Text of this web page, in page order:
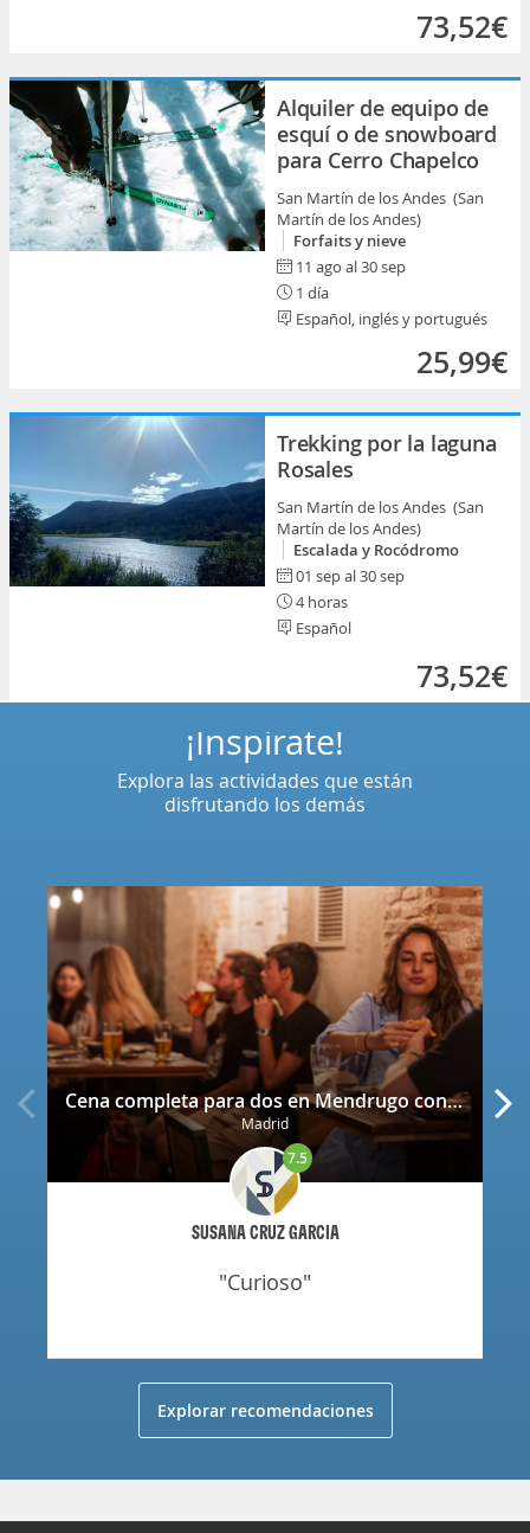
73,52€
Alquiler de equipo de
esquí o de snowboard
para Cerro Chapelco
San Martín de los Andes (San
Martín de los Andes)
Forfaits y nieve
11 ago al 30 sep
1 día
Español, inglés y portugués
25,99€
Trekking por la laguna
Rosales
San Martín de los Andes (San
Martín de los Andes)
Escalada y Rocódromo
01 sep al 30 sep
4 horas
Español
73,52€
Cena completa para dos en Mendrugo con cerveza artesana incluida
Madrid
SUSANA CRUZ GARCIA
7.5
"curioso"
¡Inspírate!
Explora las actividades que están
disfrutando los demás
Explorar recomendaciones